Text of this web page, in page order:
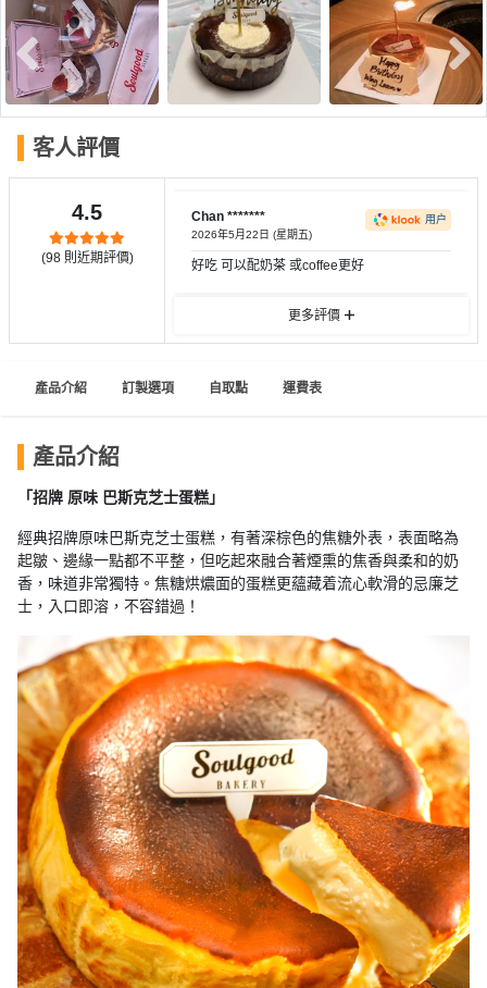
a
r
t
y
R
o
會
色
糕
花
及
花
訂
製
禮
物
場
地
佈
置
用
品
類
型
搞
P
友
會
慶
祝
生
拍
業
公
司
活
動
婚
禮
親
子
活
活
動
攻
計
會
員
需
社
交
軟
神
器
情
侶
心
願
清
單
關
客人評價
4.5
(98則近期評價)
Chan *******
2026年5月22日 (星期五)
用户
好吃 可以配奶茶 或coffee更好
更多評價
產品介紹 訂製選項 自取點 運費表
產品介紹
「招牌 原味 巴斯克芝士蛋糕」
經典招牌原味巴斯克芝士蛋糕，有著深棕色的焦糖外表，表面略為
起皺、邊緣一點都不平整，但吃起來融合著煙熏的焦香與柔和的奶
香，味道非常獨特。焦糖烘燶面的蛋糕更蘊藏着流心軟滑的忌廉芝
士，入口即溶，不容錯過！